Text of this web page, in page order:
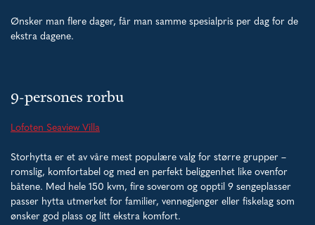
Ønsker man flere dager, får man samme spesialpris per dag for de
ekstra dagene.
9-persones rorbu
Lofoten Seaview Villa
Storhytta er et av våre mest populære valg for større grupper –
romslig, komfortabel og med en perfekt beliggenhet like ovenfor
båtene. Med hele 150 kvm, fire soverom og opptil 9 sengeplasser
passer hytta utmerket for familier, vennegjenger eller fiskelag som
ønsker god plass og litt ekstra komfort.